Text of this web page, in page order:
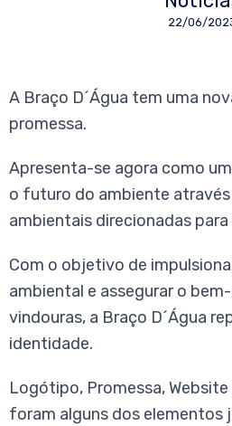
22/06/
A Braço D´Água tem uma
promessa.
Apresenta-se agora como
o futuro do ambiente através
ambientais direcionadas para
Com o objetivo de
ambiental e assegurar o
vindouras, a Braço D´Água
identidade.
Logótipo, Promessa,
foram alguns dos elementos